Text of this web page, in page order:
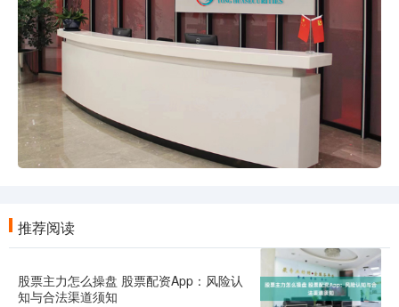
推荐阅读
股票主力怎么操盘 股票配资App：风险认
知与合法渠道须知